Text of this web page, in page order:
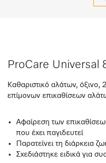
ProCare Universal
Καθαριστικό αλάτων, όξινο,
επίμονων επικαθίσεων
Αφαίρεση των
που έχει παγιδευτεί
Παρατείνει τη διάρκεια
Σχεδιάστηκε ειδικά για